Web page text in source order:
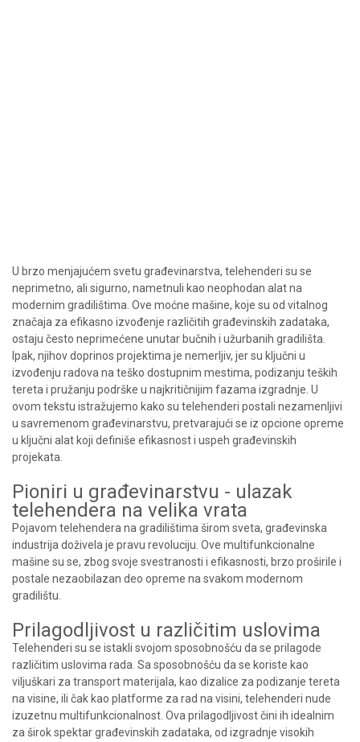
U brzo menjajućem svetu građevinarstva, telehenderi su se
neprimetno, ali sigurno, nametnuli kao neophodan alat na
modernim gradilištima. Ove moćne mašine, koje su od vitalnog
značaja za efikasno izvođenje različitih građevinskih zadataka,
ostaju često neprimećene unutar bučnih i užurbanih gradilišta.
Ipak, njihov doprinos projektima je nemerljiv, jer su ključni u
izvođenju radova na teško dostupnim mestima, podizanju teških
tereta i pružanju podrške u najkritičnijim fazama izgradnje. U
ovom tekstu istražujemo kako su telehenderi postali nezamenljivi
u savremenom građevinarstvu, pretvarajući se iz opcione opreme
u ključni alat koji definiše efikasnost i uspeh građevinskih
projekata.
Pioniri u građevinarstvu - ulazak
telehendera na velika vrata
Pojavom telehendera na gradilištima širom sveta, građevinska
industrija doživela je pravu revoluciju. Ove multifunkcionalne
mašine su se, zbog svoje svestranosti i efikasnosti, brzo proširile i
postale nezaobilazan deo opreme na svakom modernom
gradilištu.
Prilagodljivost u različitim uslovima
Telehenderi su se istakli svojom sposobnošću da se prilagode
različitim uslovima rada. Sa sposobnošću da se koriste kao
viljuškari za transport materijala, kao dizalice za podizanje tereta
na visine, ili čak kao platforme za rad na visini, telehenderi nude
izuzetnu multifunkcionalnost. Ova prilagodljivost čini ih idealnim
za širok spektar građevinskih zadataka, od izgradnje visokih